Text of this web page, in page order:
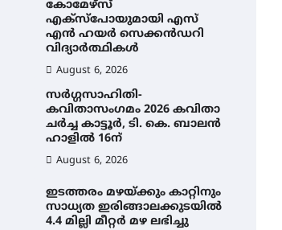
കോമേഴ്സ്
എക്സ്പോയുമായി എസ്
എൻ ഹയർ സെക്കൻഡറി
വിദ്യാർത്ഥികൾ
August 6, 2026
സർഗ്ഗസാഹിതി-
കവിതാസംഗമം 2026 കവിതാ
ചർച്ച കാട്ടൂർ, ടി. കെ. ബാലൻ
ഹാളിൽ 16ന്
August 6, 2026
ഇടത്തരം മഴയ്ക്കും കാറ്റിനും
സാധ്യത ഇരിങ്ങാലക്കുടയിൽ
4.4 മില്ലി മീറ്റർ മഴ ലഭിച്ചു